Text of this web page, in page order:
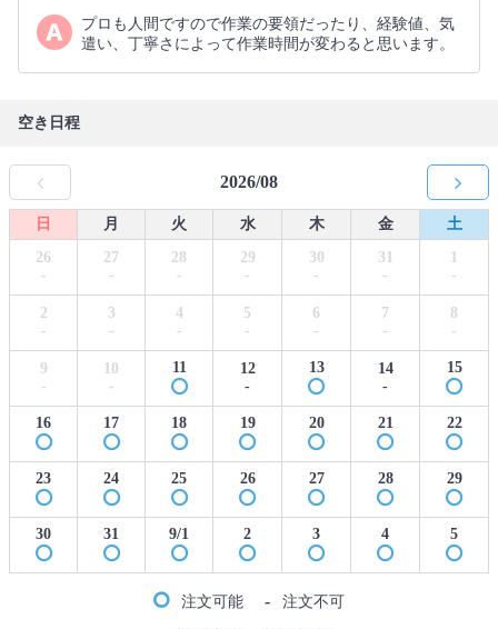
プロも人間ですので作業の要領だったり、経験値、気
遣い、丁寧さによって作業時間が変わると思います。
空き日程
2026/08
日 月 火 水 木 金
土
26
-
27
-
28
-
29
-
30
-
31
-
1
-
2
-
3
-
4
-
5
-
6
-
7
-
8
-
9
-
10
-
11
12
-
13
14
-
15
16 17 18 19 20 21 22
23 24 25 26 27 28 29
30 31 9/1 2 3 4 5
注文可能 - 注文不可